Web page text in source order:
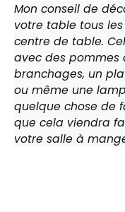
Mon conseil de
votre table tous
centre de table.
avec des pommes
branchages, un
ou même une
quelque chose de
que cela viendra
votre salle à